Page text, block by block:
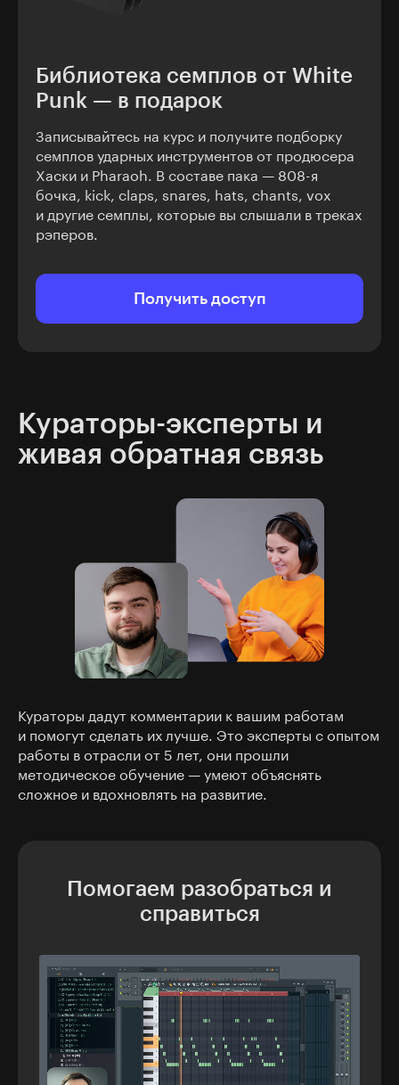
Библиотека семплов от White
Punk — в подарок
Записывайтесь на курс и получите подборку
семплов ударных инструментов от продюсера
Хаски и Pharaoh. В составе пака — 808-я
бочка, kick, claps, snares, hats, chants, vox
и другие семплы, которые вы слышали в треках
рэперов.
Получить доступ
Кураторы-эксперты и
живая обратная связь
Кураторы дадут комментарии к вашим работам
и помогут сделать их лучше. Это эксперты с опытом
работы в отрасли от 5 лет, они прошли
методическое обучение — умеют объяснять
сложное и вдохновлять на развитие.
Помогаем разобраться и
справиться